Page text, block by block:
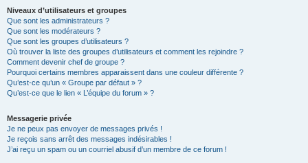
Niveaux d’utilisateurs et groupes
Que sont les administrateurs ?
Que sont les modérateurs ?
Que sont les groupes d’utilisateurs ?
Où trouver la liste des groupes d’utilisateurs et comment les rejoindre ?
Comment devenir chef de groupe ?
Pourquoi certains membres apparaissent dans une couleur différente ?
Qu’est-ce qu’un « Groupe par défaut » ?
Qu’est-ce que le lien « L’équipe du forum » ?
Messagerie privée
Je ne peux pas envoyer de messages privés !
Je reçois sans arrêt des messages indésirables !
J’ai reçu un spam ou un courriel abusif d’un membre de ce forum !